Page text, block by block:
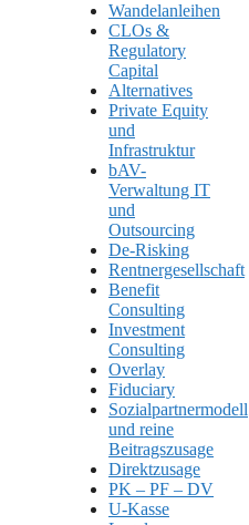
Wandelanleihen
CLOs &
Regulatory
Capital
Alternatives
Private Equity
und
Infrastruktur
bAV-
Verwaltung IT
und
Outsourcing
De-Risking
Rentnergesellschaft
Benefit
Consulting
Investment
Consulting
Overlay
Fiduciary
Sozialpartnermodell
und reine
Beitragszusage
Direktzusage
PK – PF – DV
U-Kasse